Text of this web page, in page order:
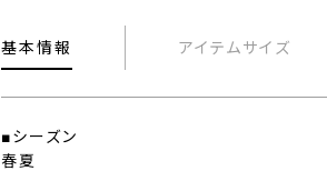
基本情報 アイテムサイズ
■シーズン
春夏